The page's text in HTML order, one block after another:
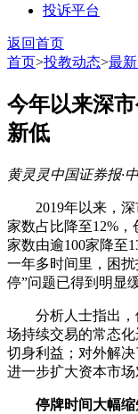
投诉平台
返回首页
首页>投教动态>最
今年以来深
新低
黄灵灵中国证券报·
2019年以来，深
家数占比降至12%
家数由逾100家降至
一年多时间里，困
停”问题已得到明显
分析人士指出，
场持续交易的常态
切身利益；对外解
进一步扩大资本市场
停牌时间大幅缩